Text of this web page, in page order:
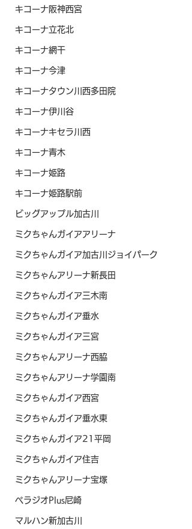
キコーナ阪神西宮
キコーナ立花北
キコーナ網干
キコーナ今津
キコーナタウン川西多田院
キコーナ伊川谷
キコーナキセラ川西
キコーナ青木
キコーナ姫路
キコーナ姫路駅前
ビッグアップル加古川
ミクちゃんガイアアリーナ
ミクちゃんガイア加古川ジョイパーク
ミクちゃんアリーナ新長田
ミクちゃんガイア三木南
ミクちゃんガイア垂水
ミクちゃんガイア三宮
ミクちゃんアリーナ西脇
ミクちゃんアリーナ学園南
ミクちゃんガイア西宮
ミクちゃんガイア垂水東
ミクちゃんガイア21平岡
ミクちゃんガイア住吉
ミクちゃんアリーナ宝塚
ベラジオPlus尼崎
マルハン新加古川